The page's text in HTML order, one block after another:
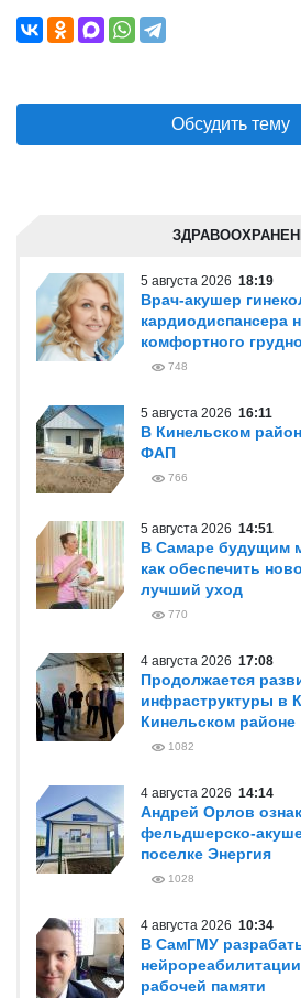
Обсудить тему
5 августа 2026 18:19
Врач-акушер
кардиодиспансера
комфортного
748
5 августа 2026 16:11
В Кинельском
ФАП
766
5 августа 2026 14:51
В Самаре будущим
как обеспечить
лучший уход
770
4 августа 2026 17:08
Продолжается
инфраструктуры в
Кинельском районе
1082
4 августа 2026 14:14
Андрей Орлов
фельдшерско-
поселке Энергия
1028
4 августа 2026 10:34
В СамГМУ
рабочей памяти